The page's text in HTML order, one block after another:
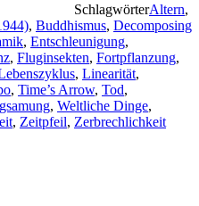
SchlagwörterAltern,
, Buddhismus, Decomposing
, Entschleunigung,
, Fluginsekten, Fortpflanzung,
, Linearität,
, Time’s Arrow, Tod,
, Weltliche Dinge,
, Zeitpfeil, Zerbrechlichkeit